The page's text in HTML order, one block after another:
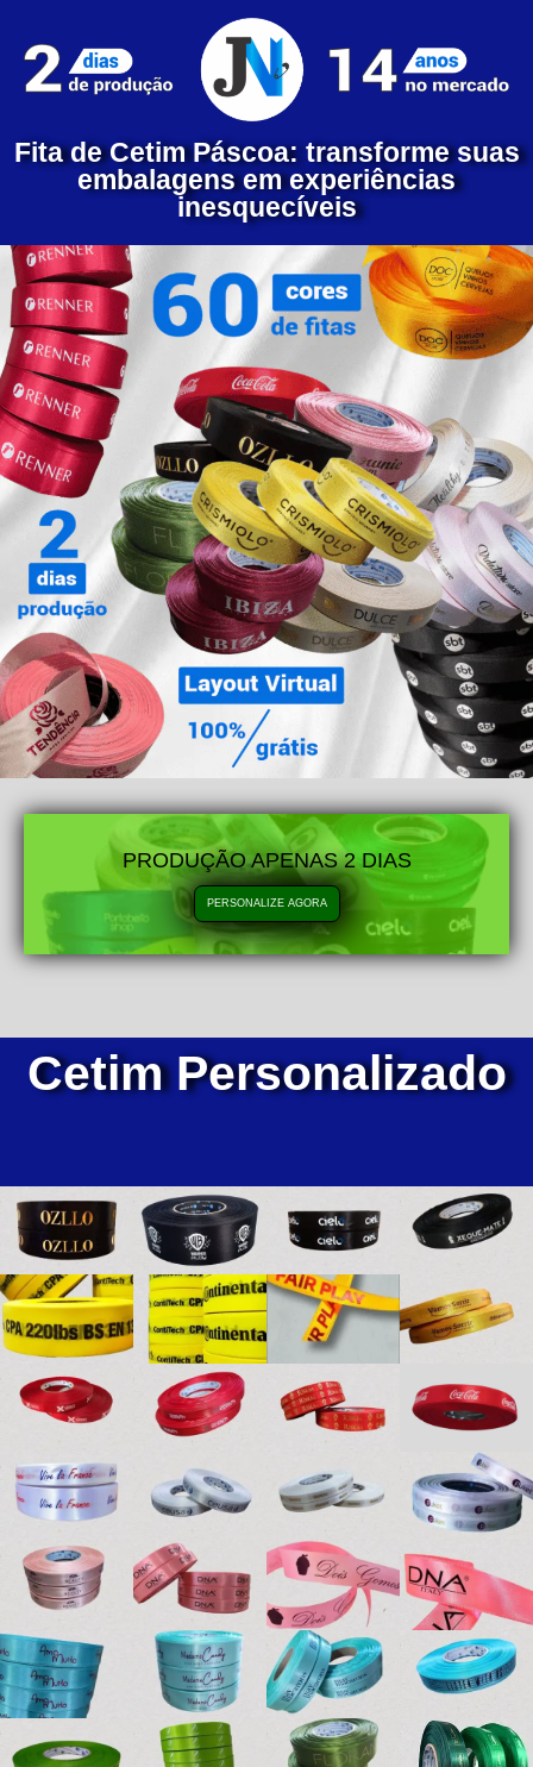
Fita de Cetim Páscoa: transforme suas
embalagens em experiências
inesquecíveis
PRODUÇÃO APENAS 2 DIAS
PERSONALIZE AGORA
Cetim Personalizado